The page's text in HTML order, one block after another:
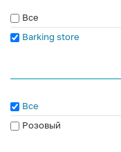
Все
Barking store
Все
Розовый